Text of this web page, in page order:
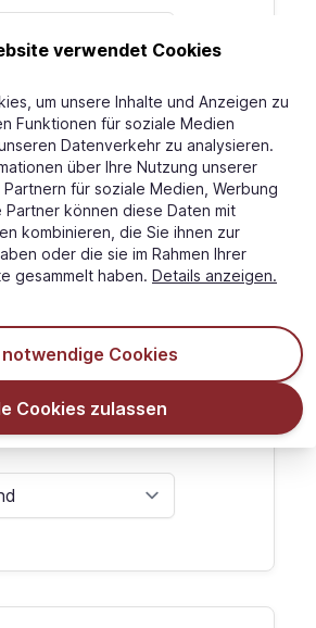
verwendet Cookies
um unsere Inhalte und Anzeigen zu
Funktionen für soziale Medien
Datenverkehr zu analysieren.
über Ihre Nutzung unserer
für soziale Medien, Werbung
Partner können diese Daten mit
kombinieren, die Sie ihnen zur
oder die sie im Rahmen Ihrer
gesammelt haben. Details anzeigen.
notwendige Cookies
Cookies zulassen